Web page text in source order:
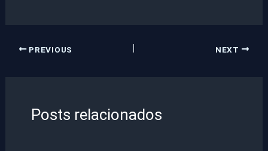
PREVIOUS NEXT
Posts relacionados